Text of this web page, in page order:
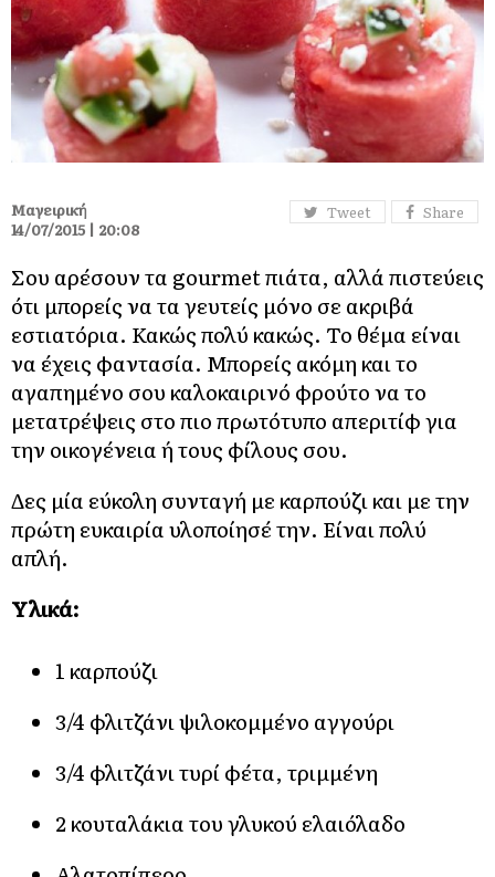
Tweet Share
Μαγειρική
14/07/2015 | 20:08
Σου αρέσουν τα gourmet πιάτα, αλλά πιστεύεις
ότι μπορείς να τα γευτείς μόνο σε ακριβά
εστιατόρια. Κακώς πολύ κακώς. Το θέμα είναι
να έχεις φαντασία. Μπορείς ακόμη και το
αγαπημένο σου καλοκαιρινό φρούτο να το
μετατρέψεις στο πιο πρωτότυπο απεριτίφ για
την οικογένεια ή τους φίλους σου.
Δες μία εύκολη συνταγή με καρπούζι και με την
πρώτη ευκαιρία υλοποίησέ την. Είναι πολύ
απλή.
Υλικά:
1 καρπούζι
3/4 φλιτζάνι ψιλοκομμένο αγγούρι
3/4 φλιτζάνι τυρί φέτα, τριμμένη
2 κουταλάκια του γλυκού ελαιόλαδο